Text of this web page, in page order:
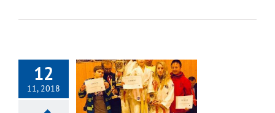
12
11, 2018
Samurajské
JéCéčko jako 3.